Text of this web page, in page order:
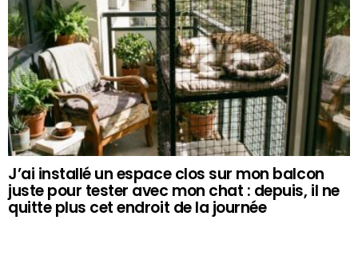
J’ai installé un espace clos sur mon balcon
juste pour tester avec mon chat : depuis, il ne
quitte plus cet endroit de la journée